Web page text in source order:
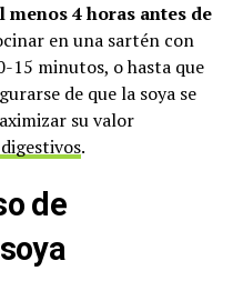
4 horas antes de
en una sartén con
15 minutos, o hasta que
de que la soya se
su valor
.
de